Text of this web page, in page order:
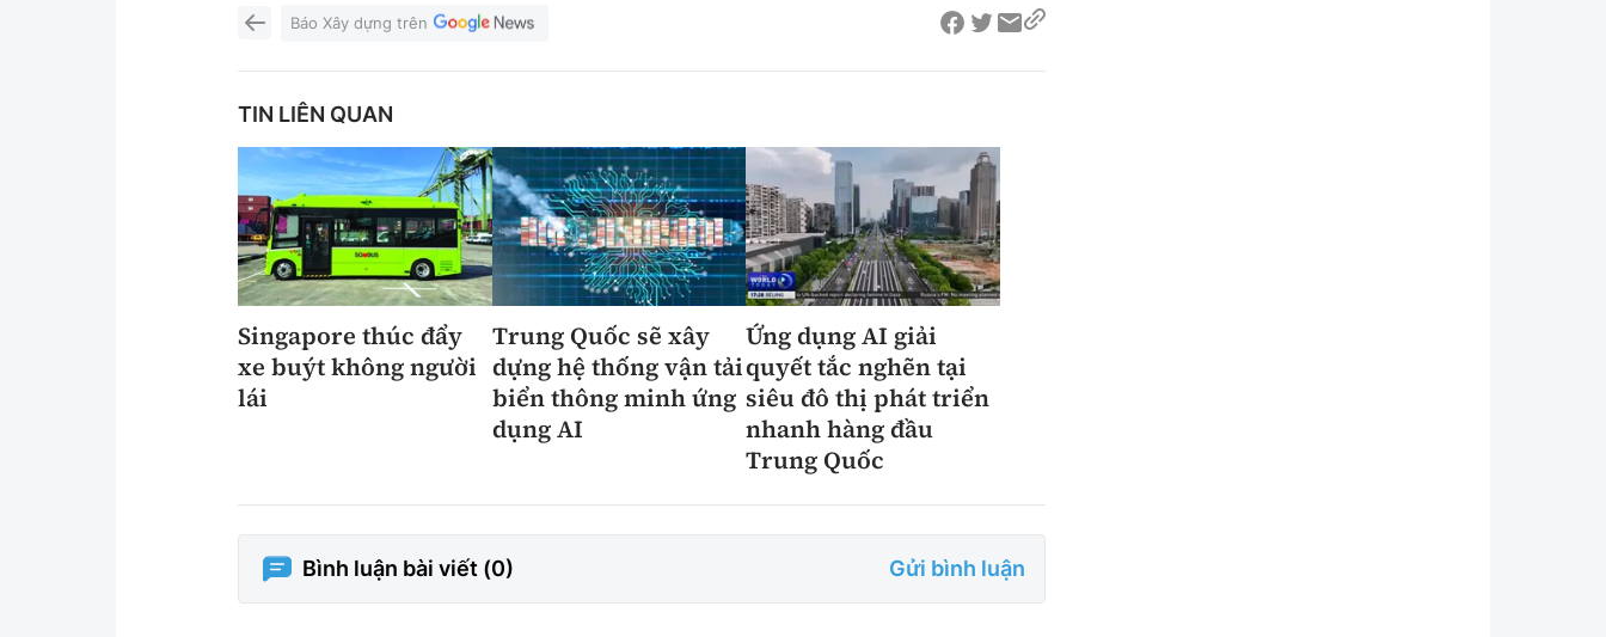
Báo Xây dựng trên
TIN LIÊN QUAN
Singapore thúc đẩy
xe buýt không người
lái
Trung Quốc sẽ xây
dựng hệ thống vận tải
biển thông minh ứng
dụng AI
Ứng dụng AI giải
quyết tắc nghẽn tại
siêu đô thị phát triển
nhanh hàng đầu
Trung Quốc
Bình luận bài viết (0) Gửi bình luận